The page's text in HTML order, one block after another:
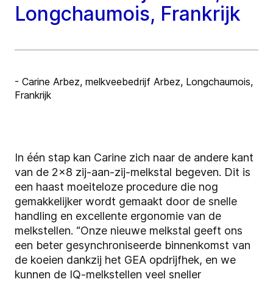
Longchaumois, Frankrijk
- Carine Arbez, melkveebedrijf Arbez, Longchaumois,
Frankrijk
In één stap kan Carine zich naar de andere kant
van de 2x8 zij-aan-zij-melkstal begeven. Dit is
een haast moeiteloze procedure die nog
gemakkelijker wordt gemaakt door de snelle
handling en excellente ergonomie van de
melkstellen. “Onze nieuwe melkstal geeft ons
een beter gesynchroniseerde binnenkomst van
de koeien dankzij het GEA opdrijfhek, en we
kunnen de IQ-melkstellen veel sneller